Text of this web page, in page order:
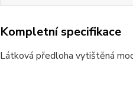
Kompletní specifikace
Látková předloha vytištěná